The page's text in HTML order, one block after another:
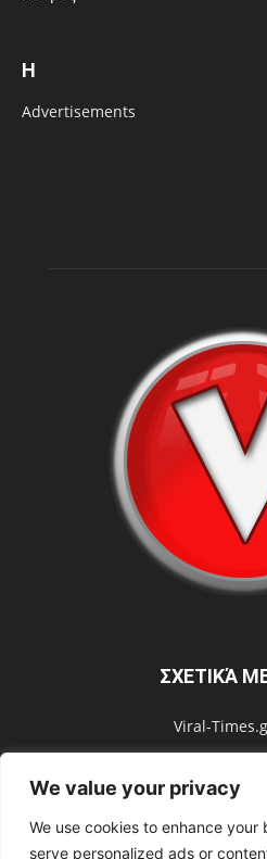
We value your privacy
We use cookies to enhance your
serve personalized ads or
H
Advertisements
ΣΧΕΤΙΚΆ
Viral-